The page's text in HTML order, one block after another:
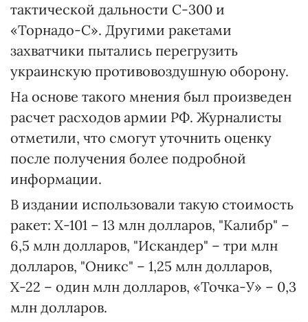
тактической дальности С-300 и
«Торнадо-С». Другими ракетами
захватчики пытались перегрузить
украинскую противовоздушную оборону.
На основе такого мнения был произведен
расчет расходов армии РФ. Журналисты
отметили, что смогут уточнить оценку
после получения более подробной
информации.
В издании использовали такую стоимость
ракет: Х-101 – 13 млн долларов, "Калибр" –
6,5 млн долларов, "Искандер" – три млн
долларов, "Оникс" – 1,25 млн долларов,
Х-22 – один млн долларов, «Точка-У» – 0,3
млн долларов.